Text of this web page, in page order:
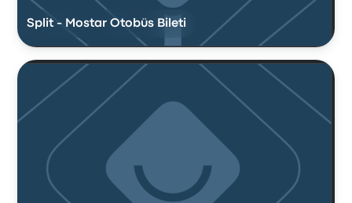
Split - Mostar Otobüs Bileti